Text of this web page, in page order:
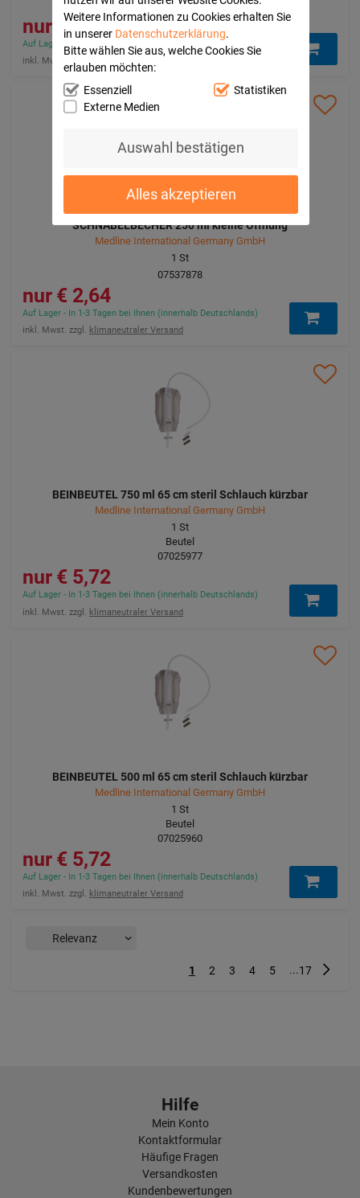
Weitere Informationen zu Cookies erhalten Sie
in unserer Datenschutzerklärung.
Bitte wählen Sie aus, welche Cookies Sie
erlauben möchten:
Essenziell
Statistiken
Externe Medien
Auswahl bestätigen
Alles akzeptieren
07537884
2,64 €
Auf Lager - In 1-3 Tagen bei Ihnen (innerhalb Deutschlands)
inkl. Mwst. zzgl. klimaneutraler Versand
SCHNABELBECHER 250 ml kleine Öffnung
Medline International Germany GmbH
1 St
07537878
2,64 €
Auf Lager - In 1-3 Tagen bei Ihnen (innerhalb Deutschlands)
inkl. Mwst. zzgl. klimaneutraler Versand
BEINBEUTEL 750 ml 65 cm steril Schlauch kürzbar
Medline International Germany GmbH
1 St
Beutel
07025977
5,72 €
Auf Lager - In 1-3 Tagen bei Ihnen (innerhalb Deutschlands)
inkl. Mwst. zzgl. klimaneutraler Versand
BEINBEUTEL 500 ml 65 cm steril Schlauch kürzbar
Medline International Germany GmbH
1 St
Beutel
07025960
5,72 €
Auf Lager - In 1-3 Tagen bei Ihnen (innerhalb Deutschlands)
inkl. Mwst. zzgl. klimaneutraler Versand
1 2 3 4 5 ...17
Hilfe
Mein Konto
Kontaktformular
Häufige Fragen
Versandkosten
Kundenbewertungen